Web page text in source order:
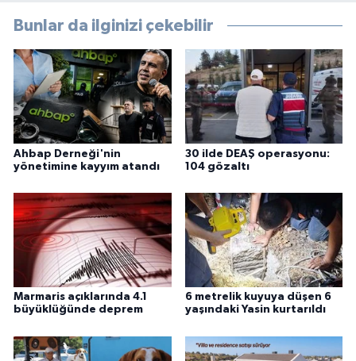
Bunlar da ilginizi çekebilir
Ahbap Derneği'nin
yönetimine kayyım atandı
30 ilde DEAŞ operasyonu:
104 gözaltı
Marmaris açıklarında 4.1
büyüklüğünde deprem
6 metrelik kuyuya düşen 6
yaşındaki Yasin kurtarıldı